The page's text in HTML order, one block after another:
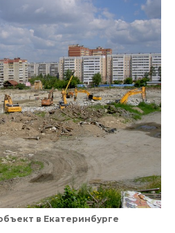
в Екатеринбурге